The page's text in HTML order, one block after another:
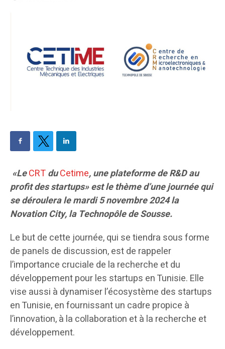
«LeCRTduCetime, une plateforme de R&D au
profit des startups» est le thème d’une journée qui
se déroulera le mardi 5 novembre 2024 la
Novation City, la Technopôle de Sousse.
Le but de cette journée, qui se tiendra sous forme
de panels de discussion, est de rappeler
l’importance cruciale de la recherche et du
développement pour les startups en Tunisie. Elle
vise aussi à dynamiser l’écosystème des startups
en Tunisie, en fournissant un cadre propice à
l’innovation, à la collaboration et à la recherche et
développement.